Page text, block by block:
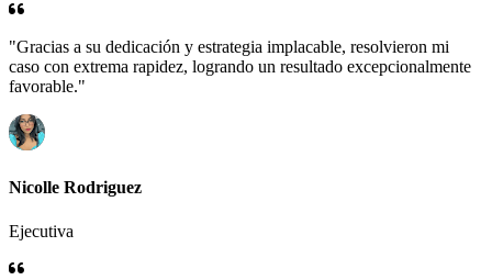
"Gracias a su dedicación y estrategia implacable, resolvieron mi
caso con extrema rapidez, logrando un resultado excepcionalmente
favorable."
Nicolle Rodriguez
Ejecutiva